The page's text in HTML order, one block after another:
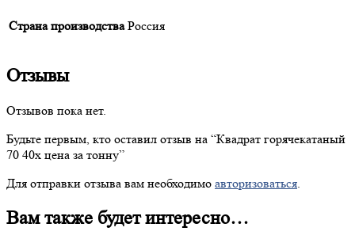
Страна производства Россия
Отзывы
Отзывов пока нет.
Будьте первым, кто оставил отзыв на “Квадрат горячекатаный
70 40х цена за тонну”
Для отправки отзыва вам необходимо авторизоваться
Вам также будет интересно…